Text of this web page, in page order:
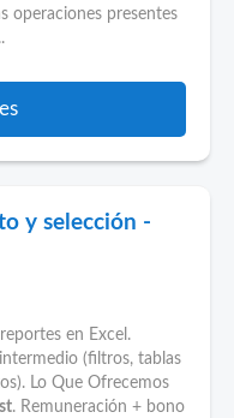
operaciones presentes
y selección -
en Excel.
(filtros, tablas
Lo Que Ofrecemos
. Remuneración + bono